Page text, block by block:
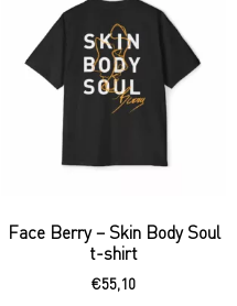
Face Berry – Skin Body Soul
t-shirt
€55,10